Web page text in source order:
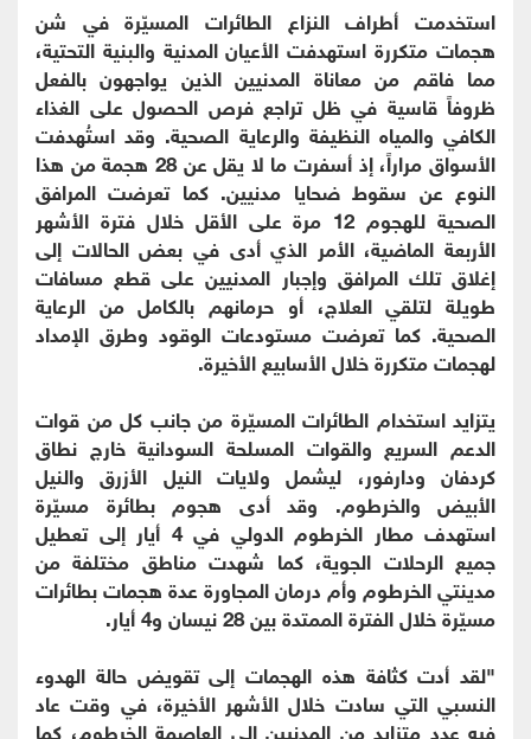
استخدمت أطراف النزاع الطائرات المسيّرة في شن
هجمات متكررة استهدفت الأعيان المدنية والبنية التحتية،
مما فاقم من معاناة المدنيين الذين يواجهون بالفعل
ظروفاً قاسية في ظل تراجع فرص الحصول على الغذاء
الكافي والمياه النظيفة والرعاية الصحية. وقد استُهدفت
الأسواق مراراً، إذ أسفرت ما لا يقل عن 28 هجمة من هذا
النوع عن سقوط ضحايا مدنيين. كما تعرضت المرافق
الصحية للهجوم 12 مرة على الأقل خلال فترة الأشهر
الأربعة الماضية، الأمر الذي أدى في بعض الحالات إلى
إغلاق تلك المرافق وإجبار المدنيين على قطع مسافات
طويلة لتلقي العلاج، أو حرمانهم بالكامل من الرعاية
الصحية. كما تعرضت مستودعات الوقود وطرق الإمداد
لهجمات متكررة خلال الأسابيع الأخيرة.
‏يتزايد استخدام الطائرات المسيّرة من جانب كل من قوات
الدعم السريع والقوات المسلحة السودانية خارج نطاق
كردفان ودارفور، ليشمل ولايات النيل الأزرق والنيل
الأبيض والخرطوم. وقد أدى هجوم بطائرة مسيّرة
استهدف مطار الخرطوم الدولي في 4 أيار إلى تعطيل
جميع الرحلات الجوية، كما شهدت مناطق مختلفة من
مدينتي الخرطوم وأم درمان المجاورة عدة هجمات بطائرات
مسيّرة خلال الفترة الممتدة بين 28 نيسان و4 أيار.
‏"لقد أدت كثافة هذه الهجمات إلى تقويض حالة الهدوء
النسبي التي سادت خلال الأشهر الأخيرة، في وقت عاد
فيه عدد متزايد من المدنيين إلى العاصمة الخرطوم، كما